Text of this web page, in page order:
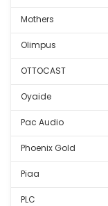
Mothers
Olimpus
OTTOCAST
Oyaide
Pac Audio
Phoenix Gold
Piaa
PLC